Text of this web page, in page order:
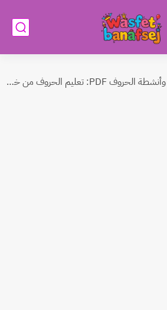
قصص وأنشطة الحروف PDF: تعليم الحروف من خلال القصص ملف...